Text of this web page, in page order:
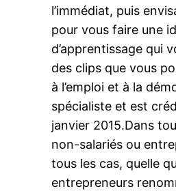
l’immédiat, puis
pour vous faire une
d’apprentissage qui
des clips que vous
à l’emploi et à la
spécialiste et est
janvier 2015.Dans
non-salariés ou
tous les cas, quelle
entrepreneurs